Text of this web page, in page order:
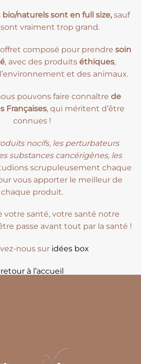
bio/naturels sont en full size,sauf
sont vraiment trop grand.
composé pour prendre soin
, avec des produits éthiques,
et des animaux.
pouvons faire connaître de
Françaises, qui méritent d’être
connues !
nocifs, les perturbateurs
substances cancérigènes, les
scrupuleusement chaque
vous apporter le meilleur de
chaque produit.
votre santé, votre santé notre
passe avant tout par la santé !
nous sur idées box
retour à l’accueil